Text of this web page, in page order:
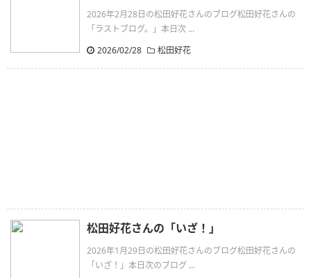
2026年2月28日の松田好花さんのブログ松田好花さんの
「ラストブログ。」本日次 ...
2026/02/28
松田好花
松田好花さんの「いざ！」
2026年1月29日の松田好花さんのブログ松田好花さんの
「いざ！」本日次のブログ ...